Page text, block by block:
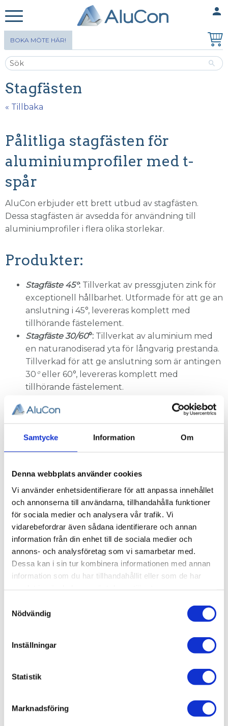
Samtycke Information Om
Denna webbplats använder cookies
Vi använder enhetsidentifierare för att anpassa innehållet
och annonserna till användarna, tillhandahålla funktioner
för sociala medier och analysera vår trafik. Vi
vidarebefordrar även sådana identifierare och annan
information från din enhet till de sociala medier och
annons- och analysföretag som vi samarbetar med.
Dessa kan i sin tur kombinera informationen med annan
information som du har tillhandahållit eller som de har
Nödvändig
Inställningar
Statistik
Marknadsföring
person
BOKA MÖTE HÄR!
Stagfästen
« Tillbaka
Pålitliga stagfästen för
aluminiumprofiler med t-
spår
AluCon erbjuder ett brett utbud av stagfästen.
Dessa stagfästen är avsedda för användning till
aluminiumprofiler i flera olika storlekar.
Produkter:
Stagfäste 45°: Tillverkat av pressgjuten zink för
exceptionell hållbarhet. Utformade för att ge an
anslutning i 45°, l evereras komplett med
tillhörande fästelement.
Stagfäste 30/60°: Tillverkat av aluminium med
en naturanodiserad yta för långvarig prestanda.
Tillverkad för att ge anslutning som är antingen
30 °eller 60°, levereras komplett med
tillhörande fästelement.
Stagfäste ställbart:
Tillverkat av pressgjuten zink
styrklackar för att förenkla din montering.
tillbehör.
Användningsområden:
AluConsstagfästen är lämpliga för en mängd olika
användningsområden därvåra aluminiumprofiler
medT-spåra nvänds. Dessa stagfästen erbjuder en
stabil och säker lösning för att fästa olika
komponenter och strukturer tillsammans.
Om du är intresserad avvåra stagfästenför
profiler eller har frågor om hur de kan
passa in i ditt projekt, tveka inte att kontakta oss. Vårt
hjälpa dig med dina behov och krav